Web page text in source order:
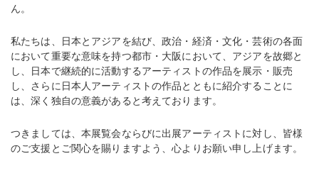
ん。
私たちは、日本とアジアを結び、政治・経済・文化・芸術の各面
において重要な意味を持つ都市・大阪において、アジアを故郷と
し、日本で継続的に活動するアーティストの作品を展示・販売
し、さらに日本人アーティストの作品とともに紹介することに
は、深く独自の意義があると考えております。
つきましては、本展覧会ならびに出展アーティストに対し、皆様
のご支援とご関心を賜りますよう、心よりお願い申し上げます。